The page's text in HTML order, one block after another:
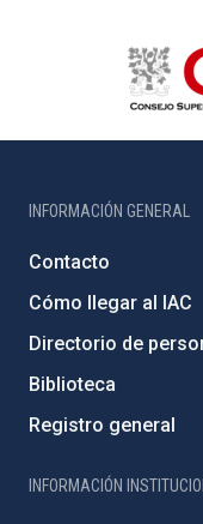
INFORMACIÓN GENERAL
Contacto
Cómo llegar al IAC
Directorio de
Biblioteca
Registro general
INFORMACIÓN